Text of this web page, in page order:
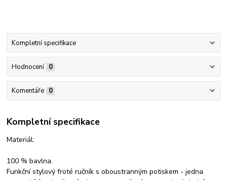
Kompletní specifikace
Hodnocení 0
Komentáře 0
Kompletní specifikace
Materiál:
100 % bavlna.
Funkční stylový froté ručník s oboustranným potiskem - jedna